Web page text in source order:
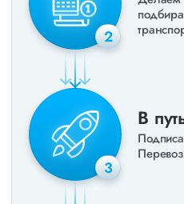
2
3
В